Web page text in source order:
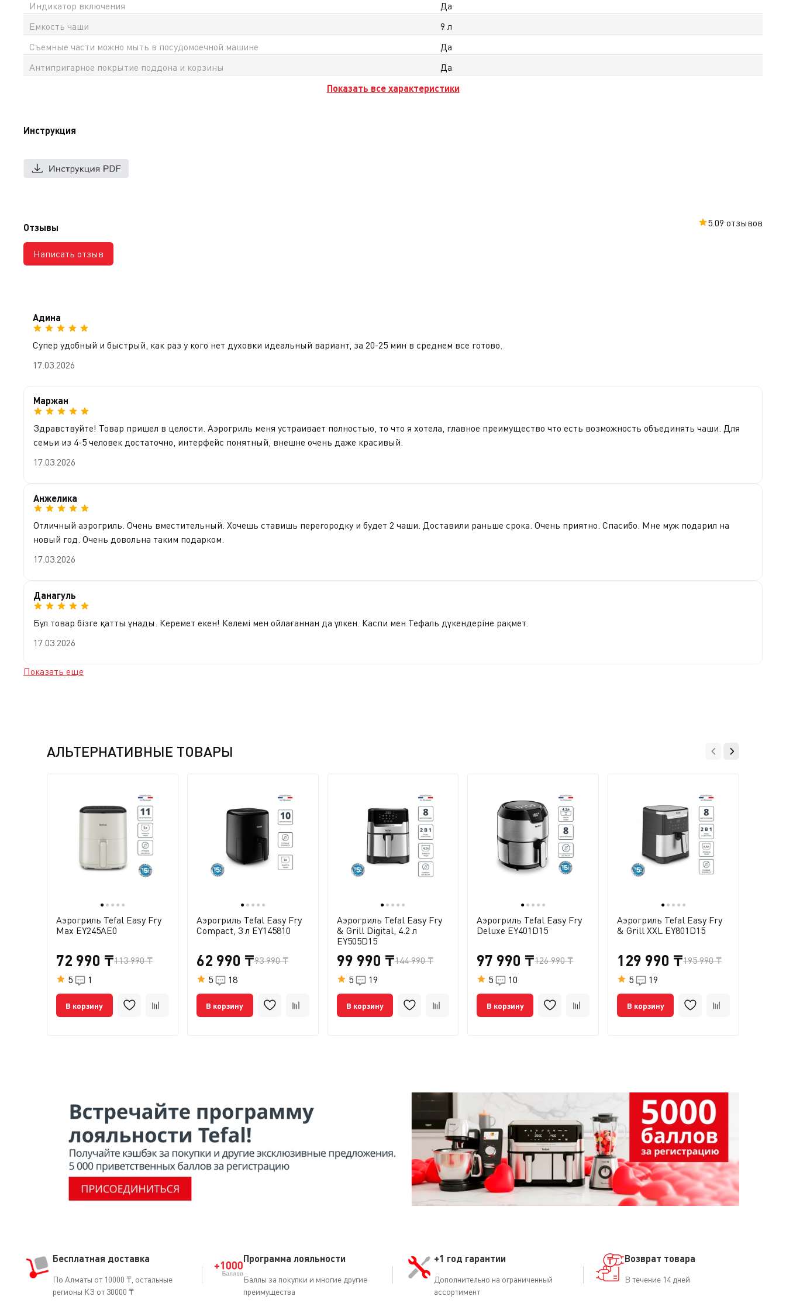
Индикатор включения
Да
Емкость чаши
9 л
Съемные части можно мыть в посудомоечной машине
Да
Антипригарное покрытие поддона и корзины
Да
Показать все характеристики
Инструкция
Отзывы
Написать отзыв
5.09 отзывов
Адина
Супер удобный и быстрый, как раз у кого нет духовки идеальный вариант, за 20-25 мин в среднем все готово.
17.03.2026
Маржан
Здравствуйте! Товар пришел в целости. Аэрогриль меня устраивает полностью, то что я хотела, главное преимущество что есть возможность объединять чаши. Для
семьи из 4-5 человек достаточно, интерфейс понятный, внешне очень даже красивый.
17.03.2026
Анжелика
Отличный аэрогриль. Очень вместительный. Хочешь ставишь перегородку и будет 2 чаши. Доставили раньше срока. Очень приятно. Спасибо. Мне муж подарил на
новый год. Очень довольна таким подарком.
17.03.2026
Данагуль
Бұл товар бізге қатты ұнады. Керемет екен! Көлемі мен ойлағаннан да үлкен. Каспи мен Тефаль дүкендеріне рақмет.
17.03.2026
Показать еще
АЛЬТЕРНАТИВНЫЕ ТОВАРЫ
● ● ● ● ●
Аэрогриль Tefal Easy Fry
Max EY245AE0
72 990 ₸113 990 ₸
5
1
В корзину
● ● ● ● ●
Аэрогриль Tefal Easy Fry
Compact, 3 л EY145810
62 990 ₸93 990 ₸
5
18
В корзину
● ● ● ● ●
Аэрогриль Tefal Easy Fry
& Grill Digital, 4.2 л
EY505D15
99 990 ₸144 990 ₸
5
19
В корзину
● ● ● ● ●
Аэрогриль Tefal Easy Fry
Deluxe EY401D15
97 990 ₸126 990 ₸
5
10
В корзину
● ● ● ● ●
Аэрогриль Tefal Easy Fry
& Grill XXL EY801D15
129 990 ₸195 990 ₸
5
19
В корзину
Бесплатная доставка
По Алматы от 10000 ₸, остальные
регионы КЗ от 30000 ₸
Программа лояльности
Баллы за покупки и многие другие
преимущества
+1 год гарантии
Дополнительно на ограниченный
ассортимент
Возврат товара
В течение 14 дней